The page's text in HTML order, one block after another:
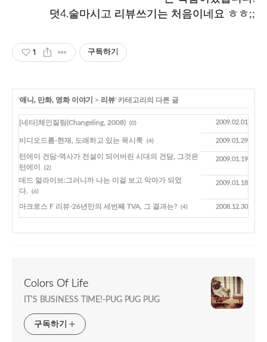
덧4.술마시고 리뷰쓰기는 처음이네요 ㅎㅎ;;
1 구독하기
'애니, 만화, 영화 이야기 > 리뷰' 카테고리의 다른 글
[네타]체인질링(Changeling, 2008) (0) 2009.02.01
비디오드롬-현재, 도래하고 있는 묵시룩 (4) 2009.01.29
턴에이 건담-역사가 전설이 되어버린 시대의 건담, 그것은
턴에이
(2)
2009.01.19
데드 얼라이브:그러니까 나는 이걸 보고 악마가 되었
다. (6)
2009.01.18
마크로스 F 리뷰-26년만의 세번째 TVA, 그 결과는? (4) 2008.12.30
Colors Of Life
IT'S BUSINESS TIME!-PUG PUG PUG
구독하기